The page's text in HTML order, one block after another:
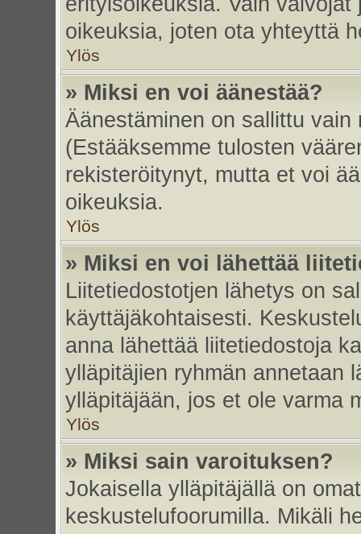
oikeuksia, joten ota yhteyttä
Ylös
» Miksi en voi äänestää?
Äänestäminen on sallittu
(Estääksemme tulosten
rekisteröitynyt, mutta et voi
oikeuksia.
Ylös
» Miksi en voi lähettää
Liitetiedostotjen lähetys on
käyttäjäkohtaisesti.
anna lähettää liitetiedostoja
ylläpitäjien ryhmän annetaan
ylläpitäjään, jos et ole varma
Ylös
» Miksi sain varoituksen?
Jokaisella ylläpitäjällä on
keskustelufoorumilla. Mikäli